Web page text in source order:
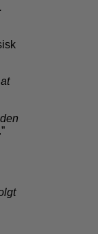
.”